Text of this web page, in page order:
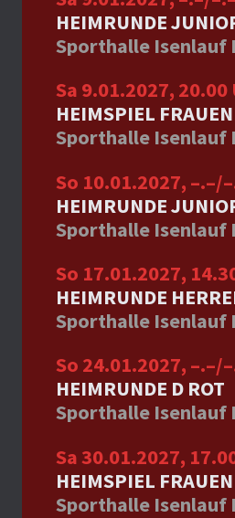
HEIMRUNDE
Sporthalle Isenlauf
Sa 9.01.2027, 20.00
HEIMSPIEL
Sporthalle Isenlauf
So 10.01.2027, –.–/
HEIMRUNDE
Sporthalle Isenlauf
So 17.01.2027,
HEIMRUNDE
Sporthalle Isenlauf
So 24.01.2027, –.–/
HEIMRUNDE D ROT
Sporthalle Isenlauf
Sa 30.01.2027,
HEIMSPIEL
Sporthalle Isenlauf